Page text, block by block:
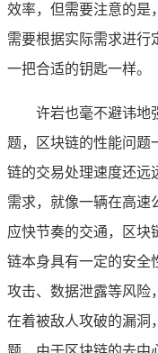
效率，但需要注意的是
需要根据实际需求进行
一把合适的钥匙一样。
许岩也毫不避讳地
题，区块链的性能问题
链的交易处理速度还远
需求，就像一辆在高速
应快节奏的交通，区块
链本身具有一定的安全
攻击、数据泄露等风险
在着被敌人攻破的漏洞